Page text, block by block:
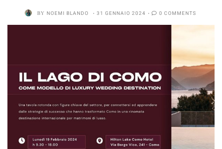
BY NOEMI BLANDO 31 GENNAIO 2024 0 COMMENTS